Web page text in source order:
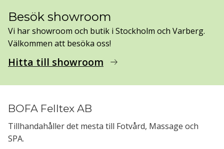
Besök showroom
Vi har showroom och butik i Stockholm och Varberg.
Välkommen att besöka oss!
Hitta till showroom arrow_right_alt
BOFA Felltex AB
Tillhandahåller det mesta till Fotvård, Massage och
SPA.